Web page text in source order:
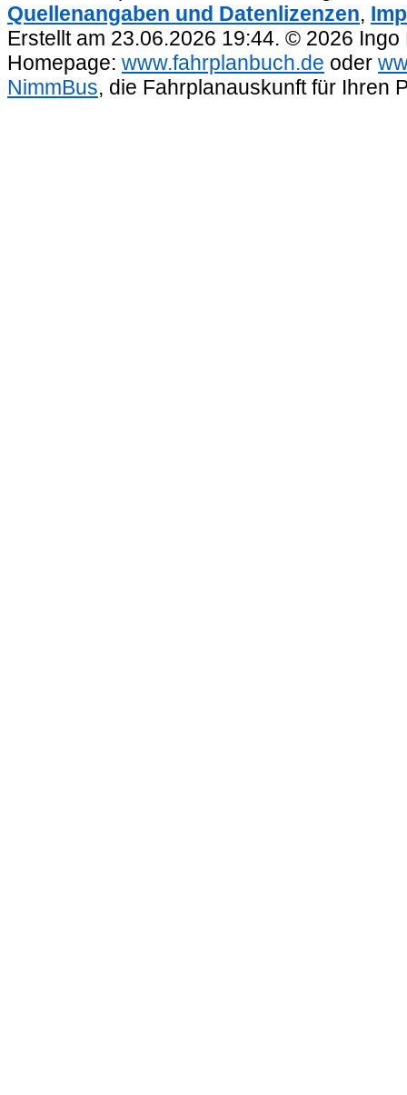
Quellenangaben und Datenlizenzen,
Erstellt am 23.06.2026 19:44. © 2026
Homepage: www.fahrplanbuch.de oder
NimmBus, die Fahrplanauskunft für Ihren